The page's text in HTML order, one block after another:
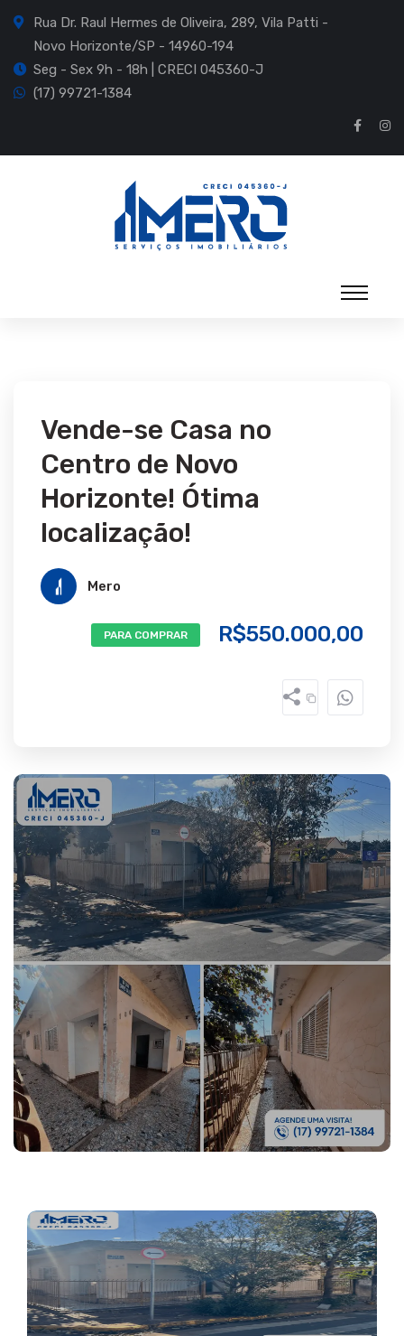
Rua Dr. Raul Hermes de Oliveira, 289, Vila Patti -
Novo Horizonte/SP - 14960-194
Seg - Sex 9h - 18h | CRECI 045360-J
(17) 99721-1384
Vende-se Casa no
Centro de Novo
Horizonte! Ótima
localização!
Mero
PARA COMPRAR R$550.000,00